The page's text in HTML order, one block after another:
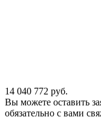
14 040 772 руб.
Вы можете оставить
обязательно с вами